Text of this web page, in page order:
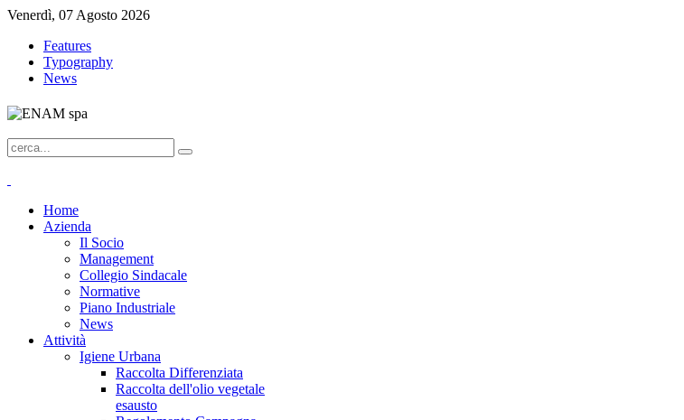
Venerdì, 07 Agosto 2026
Features
Typography
News
Home
Azienda
Il Socio
Management
Collegio Sindacale
Normative
Piano Industriale
News
Attività
Igiene Urbana
Raccolta Differenziata
Raccolta dell'olio vegetale
esausto